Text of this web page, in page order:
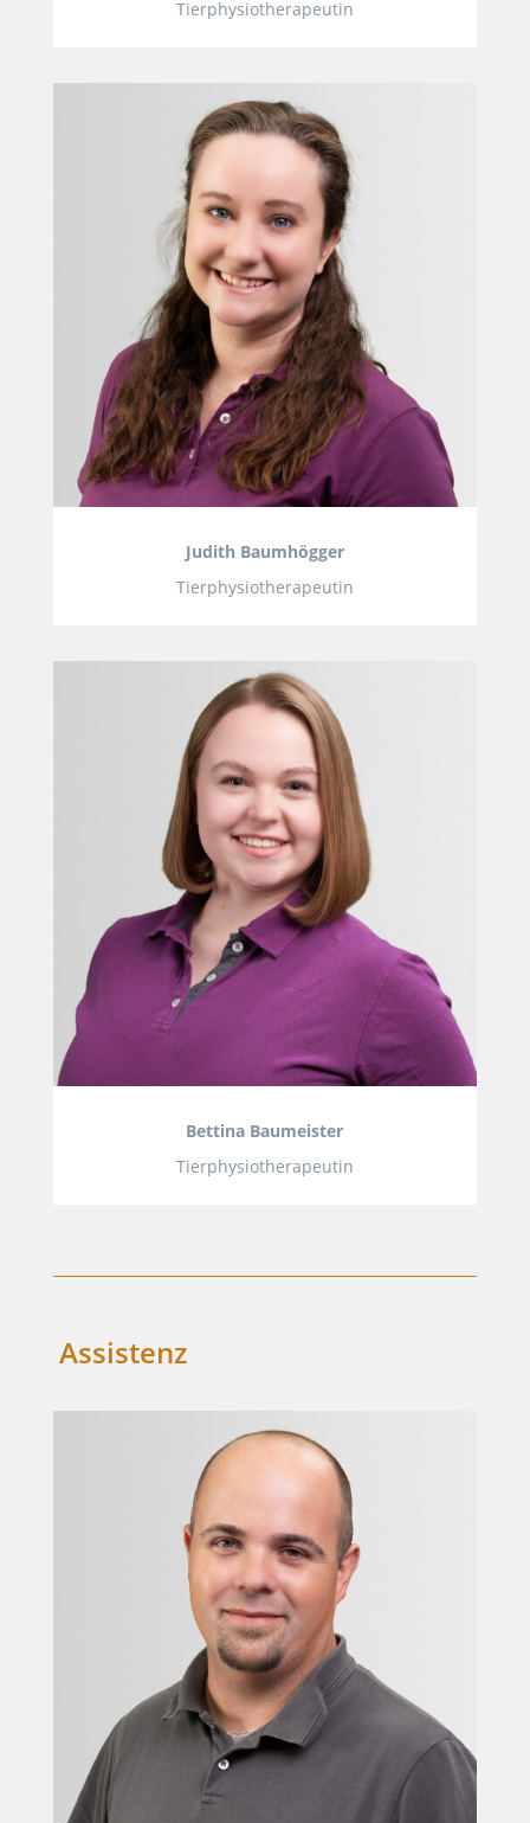
Tierphysiotherapeutin
Judith Baumhögger
Tierphysiotherapeutin
Bettina Baumeister
Tierphysiotherapeutin
Assistenz